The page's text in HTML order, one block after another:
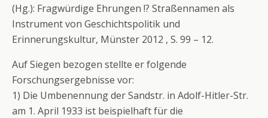
(Hg.): Fragwürdige Ehrungen !? Straßennamen als
Instrument von Geschichtspolitik und
Erinnerungskultur, Münster 2012 , S. 99 – 12.
Auf Siegen bezogen stellte er folgende
Forschungsergebnisse vor:
1) Die Umbenennung der Sandstr. in Adolf-Hitler-Str.
am 1. April 1933 ist beispielhaft für die